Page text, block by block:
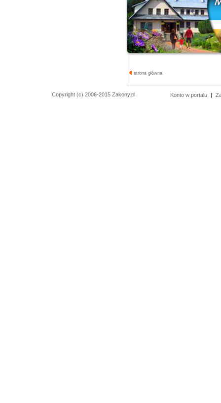
strona główna
Copyright (c) 2006-2015 Zakony.pl Konto w portalu |